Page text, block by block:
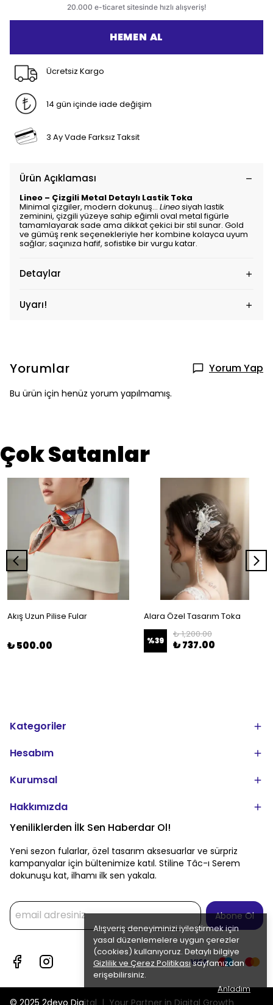
Alışveriş deneyiminizi iyileştirmek için
yasal düzenlemelere uygun çerezler
(cookies) kullanıyoruz. Detaylı bilgiye
Gizlilik ve Çerez Politikasısayfamızdan
erişebilirsiniz.
Anladım
HEMEN AL
Ücretsiz Kargo
14 gün içinde iade değişim
3 Ay Vade Farksız Taksit
Ürün Açıklaması
Lineo – Çizgili Metal Detaylı Lastik Toka
Minimal çizgiler, modern dokunuş… Lineosiyah lastik
zeminini, çizgili yüzeye sahip eğimli oval metal figürle
tamamlayarak sade ama dikkat çekici bir stil sunar. Gold
ve gümüş renk seçenekleriyle her kombine kolayca uyum
sağlar; saçınıza hafif, sofistike bir vurgu katar.
Detaylar
Uyarı!
Yorumlar Yorum Yap
Bu ürün için henüz yorum yapılmamış.
Çok Satanlar
Akış Uzun Pilise Fular
₺ 500.00
Alara Özel Tasarım Toka
%39
₺ 1,200.00
₺ 737.00
Kategoriler
Hesabım
Kurumsal
Hakkımızda
Yeniliklerden İlk Sen Haberdar Ol!
Yeni sezon fularlar, özel tasarım aksesuarlar ve sürpriz
kampanyalar için bültenimize katıl. Stiline Tâc-ı Serem
dokunuşu kat, ilhamı ilk sen yakala.
Abone Ol
© 2025 2devo Digital | Your Partner in Digital Growth